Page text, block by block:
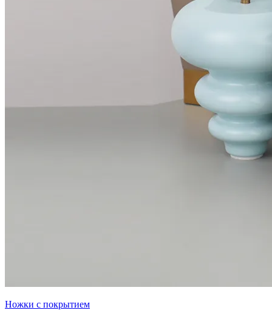
Ножки с покрытием